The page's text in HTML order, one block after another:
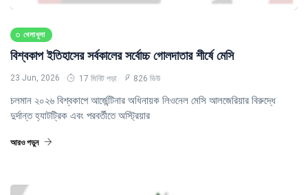
খেলাধুলা
বিশ্বকাপ ইতিহাসের সর্বকালের সর্বোচ্চ গোলদাতার শীর্ষে মেসি
23 Jun, 2026 17 মিনিট পড়া 826 ভিউ
চলমান ২০২৬ বিশ্বকাপে আর্জেন্টিনার অধিনায়ক লিওনেল মেসি আলজেরিয়ার বিরুদ্ধে
দুর্দান্ত হ্যাটট্রিক এবং পরবর্তীতে অস্ট্রিয়ার
আরও পড়ুন